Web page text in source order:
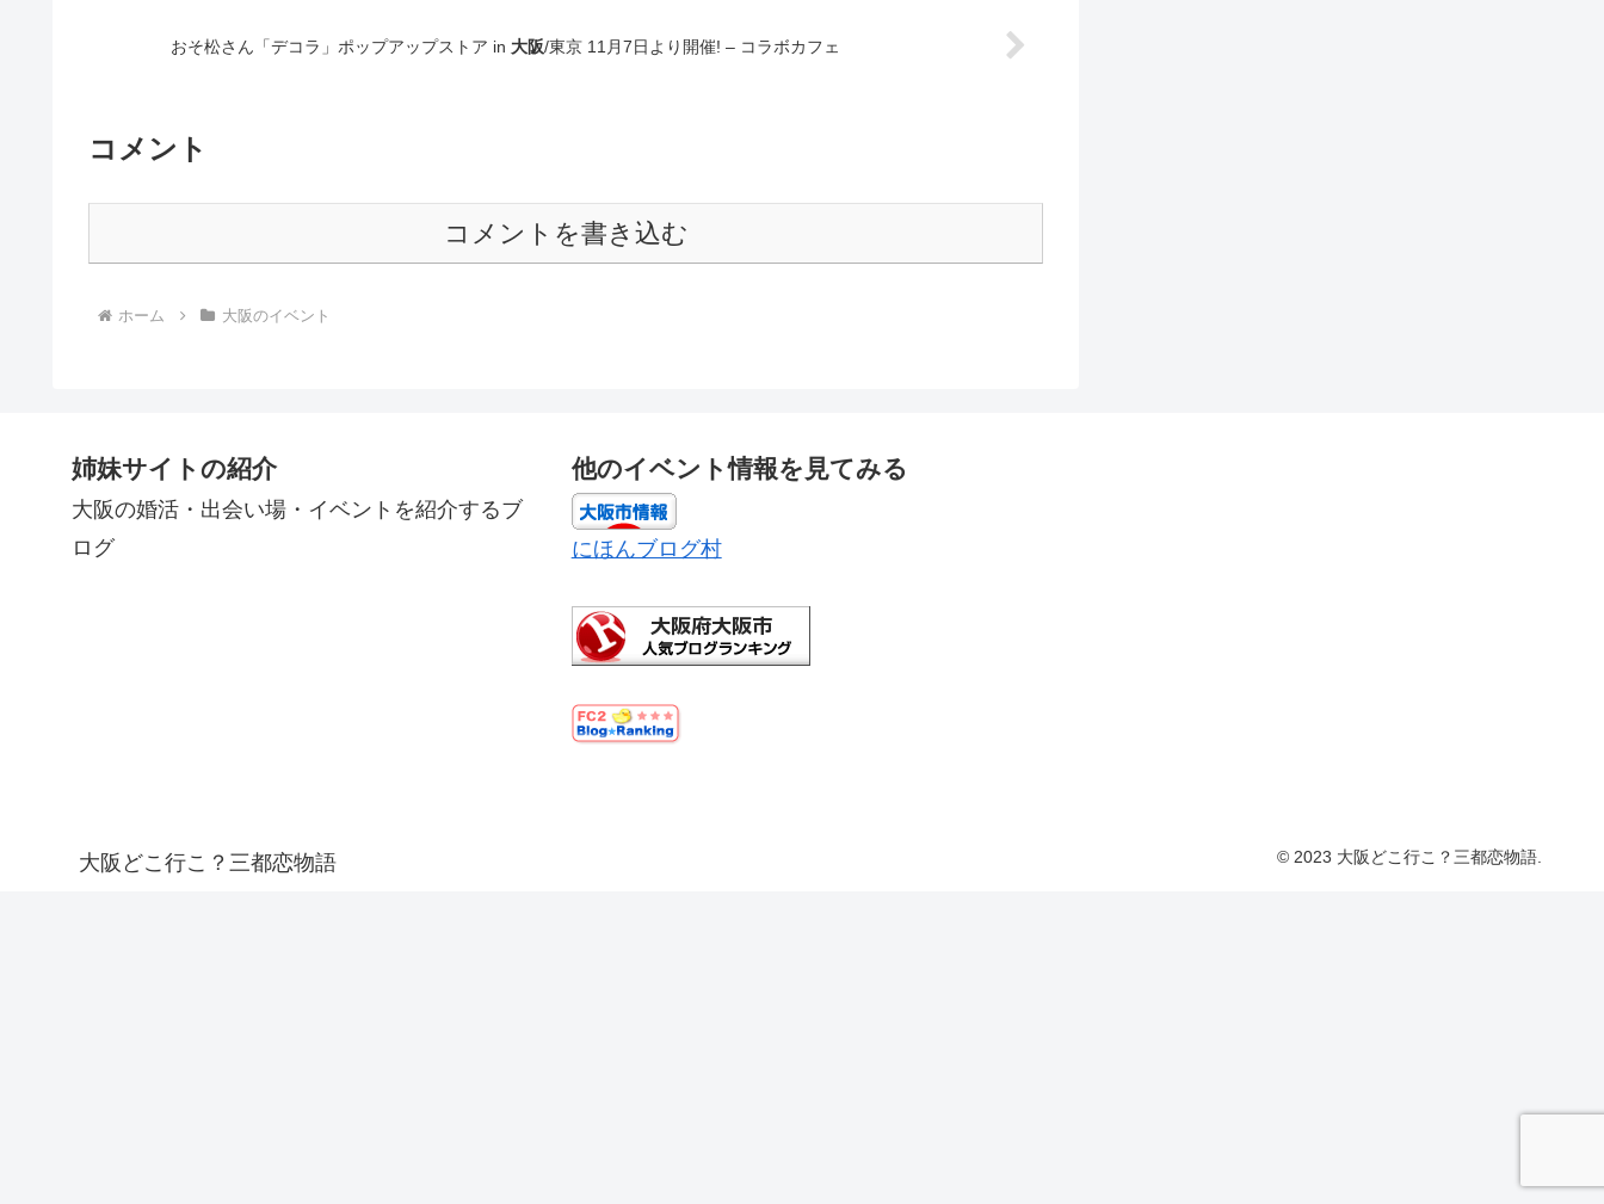
おそ松さん「デコラ」ポップアップストア in 大阪/東京 11月7日より開催! – コラボカフェ
コメント
コメントを書き込む
ホーム 大阪のイベント
姉妹サイトの紹介
大阪の婚活・出会い場・イベントを紹介するブ
ログ
他のイベント情報を見てみる
にほんブログ村
大阪どこ行こ？三都恋物語 © 2023 大阪どこ行こ？三都恋物語.